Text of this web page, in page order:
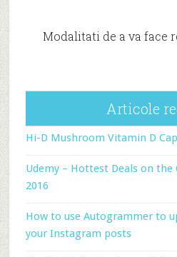
Modalitati de a va face
Articole
Hi-D Mushroom Vitamin D
Udemy – Hottest Deals on the
2016
How to use Autogrammer to
your Instagram posts